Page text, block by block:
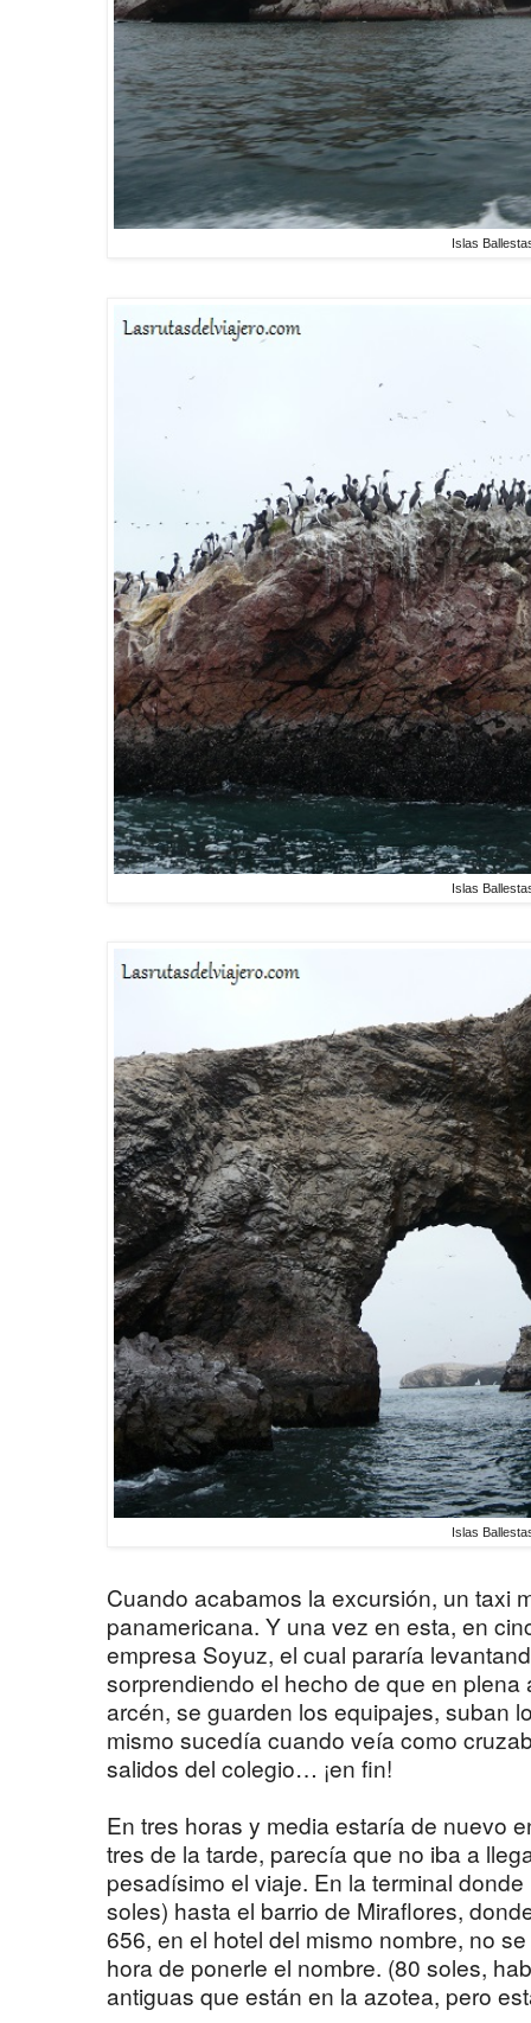
Islas
Islas
Islas
Cuando acabamos la excursión, un taxi
panamericana. Y una vez en esta, en
empresa Soyuz, el cual pararía
sorprendiendo el hecho de que en
arcén, se guarden los equipajes, suban
mismo sucedía cuando veía como
salidos del colegio… ¡en fin!
En tres horas y media estaría de nuevo
tres de la tarde, parecía que no iba a
pesadísimo el viaje. En la terminal
soles) hasta el barrio de Miraflores,
656, en el hotel del mismo nombre, no
hora de ponerle el nombre. (80 soles,
antiguas que están en la azotea, pero